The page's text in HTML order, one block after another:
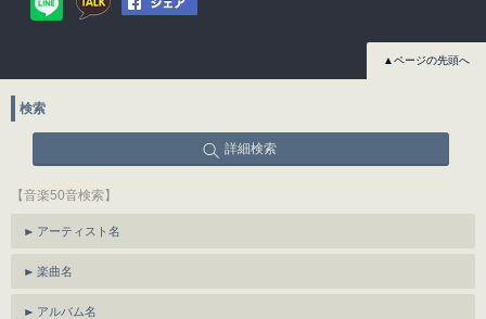
▲ページの先頭へ
検索
詳細検索
【音楽50音検索】
アーティスト名
楽曲名
アルバム名